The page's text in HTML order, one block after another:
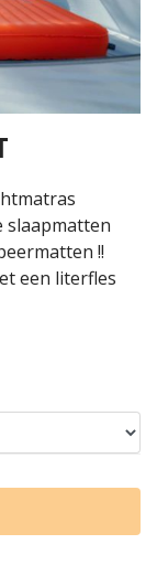
slaapmatten
!!
een literfles